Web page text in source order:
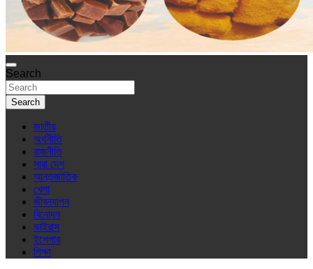
Search
Search
জাতীয়
অর্থনীতি
রাজনীতি
সারা দেশ
আন্তর্জাতিক
খেলা
জীবনযাপন
বিনোদন
ভাইরাস
ইপেপার
শিক্ষা